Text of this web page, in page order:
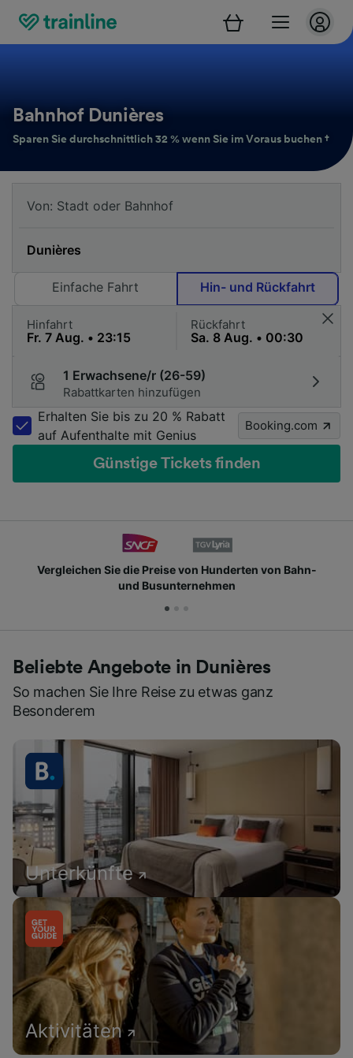
Bahnhof Dunières
Sparen Sie durchschnittlich 32 % wenn Sie im Voraus buchen †
Einfache Fahrt Hin- und Rückfahrt
Hinfahrt Rückfahrt
1 Erwachsene/r (26-59)
Rabattkarten hinzufügen
Erhalten Sie bis zu 20 % Rabatt
auf Aufenthalte mit Genius
Booking.com
Günstige Tickets finden
Vergleichen Sie die Preise von Hunderten von Bahn-
und Busunternehmen
Beliebte Angebote in Dunières
So machen Sie Ihre Reise zu etwas ganz
Besonderem
Unterkünfte
Aktivitäten